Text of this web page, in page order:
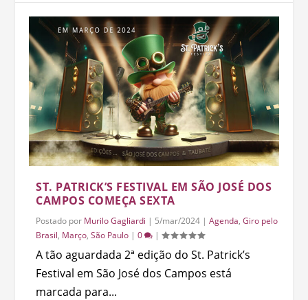
ST. PATRICK’S FESTIVAL EM SÃO JOSÉ DOS
CAMPOS COMEÇA SEXTA
Postado por Murilo Gagliardi | 5/mar/2024 |Agenda,Giro pelo
Brasil, Março,São Paulo |0 |
A tão aguardada 2ª edição do St. Patrick’s
Festival em São José dos Campos está
marcada para...